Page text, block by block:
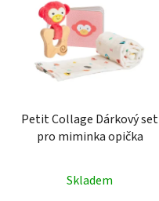
Petit Collage Dárkový set
pro miminka opička
Skladem